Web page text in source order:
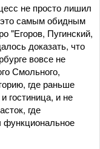
не просто лишил
самым обидным
"Егоров, Пугинский,
доказать, что
вовсе не
Смольного,
где раньше
гостиница, и не
где
функциональное